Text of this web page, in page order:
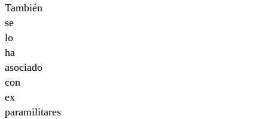
También
se
lo
ha
asociado
con
ex
paramilitares